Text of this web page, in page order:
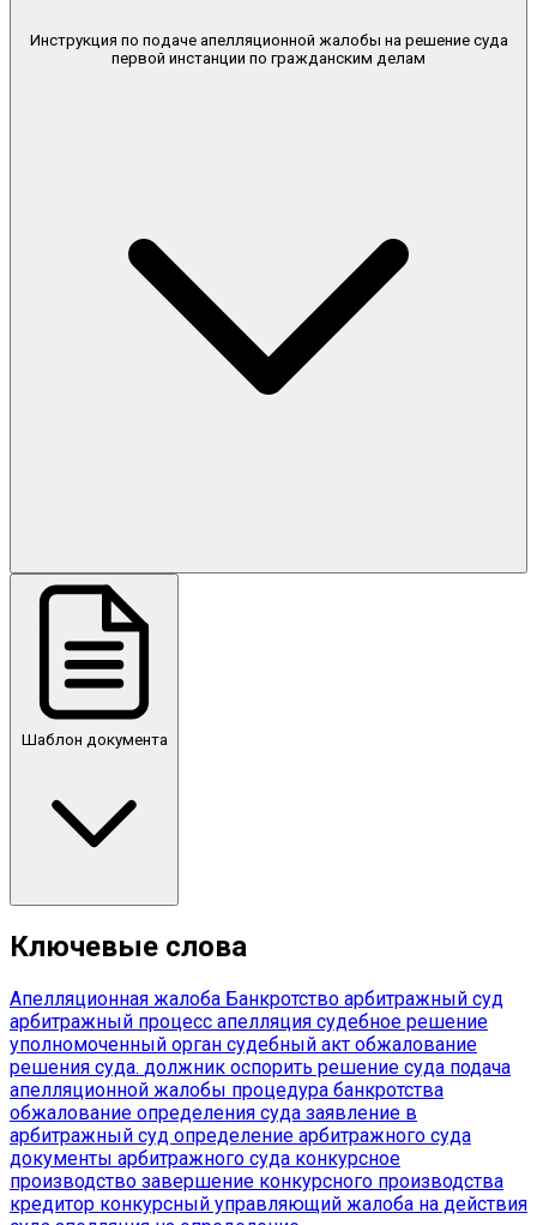
Инструкция по подаче апелляционной жалобы на решение суда
первой инстанции по гражданским делам
Шаблон документа
Ключевые слова
Апелляционная жалоба Банкротство арбитражный суд
арбитражный процесс апелляция судебное решение
уполномоченный орган судебный акт обжалование
решения суда. должник оспорить решение суда подача
апелляционной жалобы процедура банкротства
обжалование определения суда заявление в
арбитражный суд определение арбитражного суда
документы арбитражного суда конкурсное
производство завершение конкурсного производства
кредитор конкурсный управляющий жалоба на действия